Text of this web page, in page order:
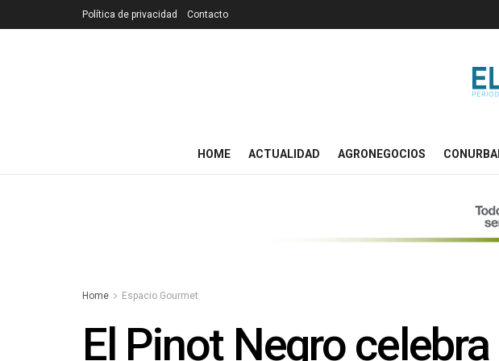
Política de privacidad Contacto
HOME ACTUALIDAD AGRONEGOCIOS
Home Espacio Gourmet
El Pinot Negro